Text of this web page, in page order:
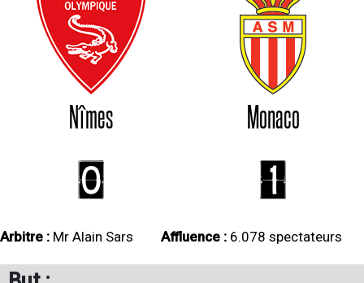
Nîmes Monaco
0 1
Arbitre : Mr Alain Sars Affluence : 6.078 spectateurs